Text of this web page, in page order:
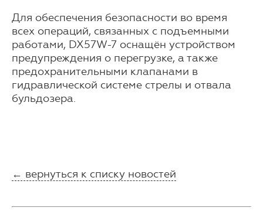
Для обеспечения безопасности во время
всех операций, связанных с подъемными
работами, DX57W-7 оснащён устройством
предупреждения о перегрузке, а также
предохранительными клапанами в
гидравлической системе стрелы и отвала
бульдозера.
← вернуться к списку новостей